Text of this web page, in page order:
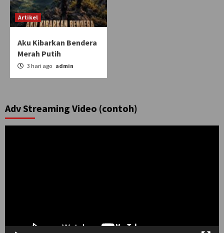
Artikel
Aku Kibarkan Bendera
Merah Putih
3 hari ago admin
Adv Streaming Video (contoh)